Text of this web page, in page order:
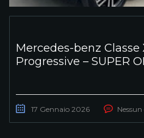
Mercedes-benz
Progressive – SUPER
17 Gennaio 2026